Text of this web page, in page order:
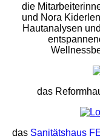
die
und Nora
Hautanalysen
das
das Sanitätshaus